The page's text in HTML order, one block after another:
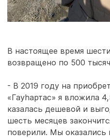
В настоящее время
возвращено по 500
- В 2019 году на
«Гауhартас» я вложила
казалась дешевой и
шесть месяцев
поверили. Мы оказались